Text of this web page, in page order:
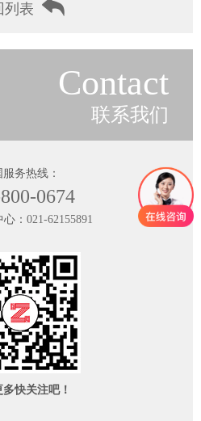
列表
Contact
联系我们
务热线：
0674
： 021-62155891
多快关注吧！